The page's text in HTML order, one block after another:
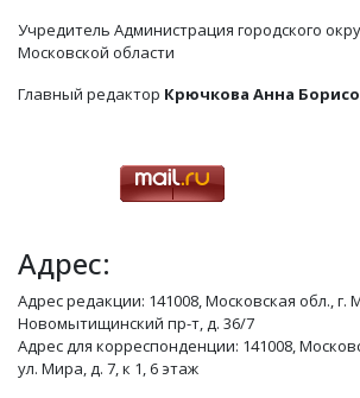
Учредитель Администрация городского
Московской области
Главный редактор Крючкова Анна
Адрес:
Адрес редакции: 141008, Московская обл.,
Новомытищинский пр-т, д. 36/7
Адрес для корреспонденции: 141008,
ул. Мира, д. 7, к 1, 6 этаж